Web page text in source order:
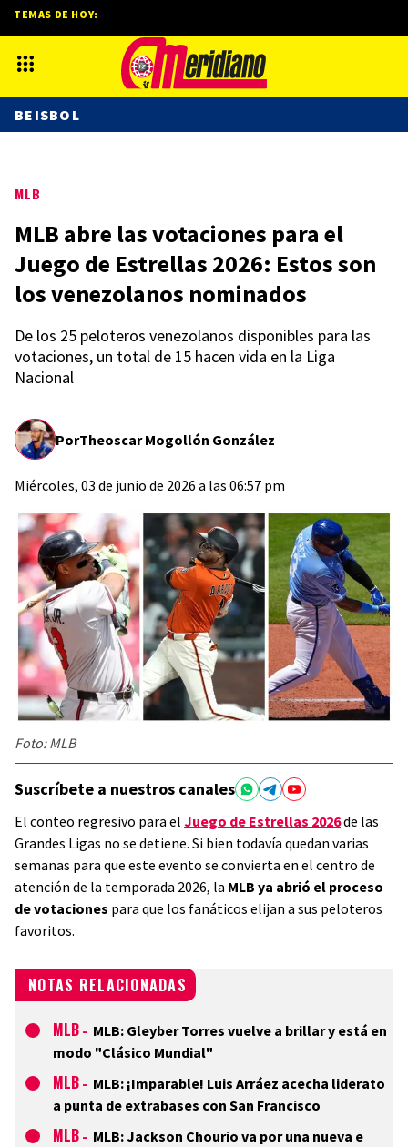
MLB
MLB abre las votaciones para el
Juego de Estrellas 2026: Estos son
los venezolanos nominados
De los 25 peloteros venezolanos disponibles para las
votaciones, un total de 15 hacen vida en la Liga
Nacional
PorTheoscar Mogollón González
Miércoles, 03 de junio de 2026 a las 06:57 pm
Foto: MLB
Suscríbete a nuestros canales
El conteo regresivo para el Juego de Estrellas 2026de las
Grandes Ligas no se detiene. Si bien todavía quedan varias
semanas para que este evento se convierta en el centro de
atención de la temporada 2026, la MLB ya abrió el proceso
de votaciones para que los fanáticos elijan a sus peloteros
favoritos.
NOTAS RELACIONADAS
MLB - MLB: Gleyber Torres vuelve a brillar y está en
modo "Clásico Mundial"
MLB - MLB: ¡Imparable! Luis Arráez acecha liderato
a punta de extrabases con San Francisco
MLB - MLB: Jackson Chourio va por una nueva e
TEMAS DE HOY:
BEISBOL